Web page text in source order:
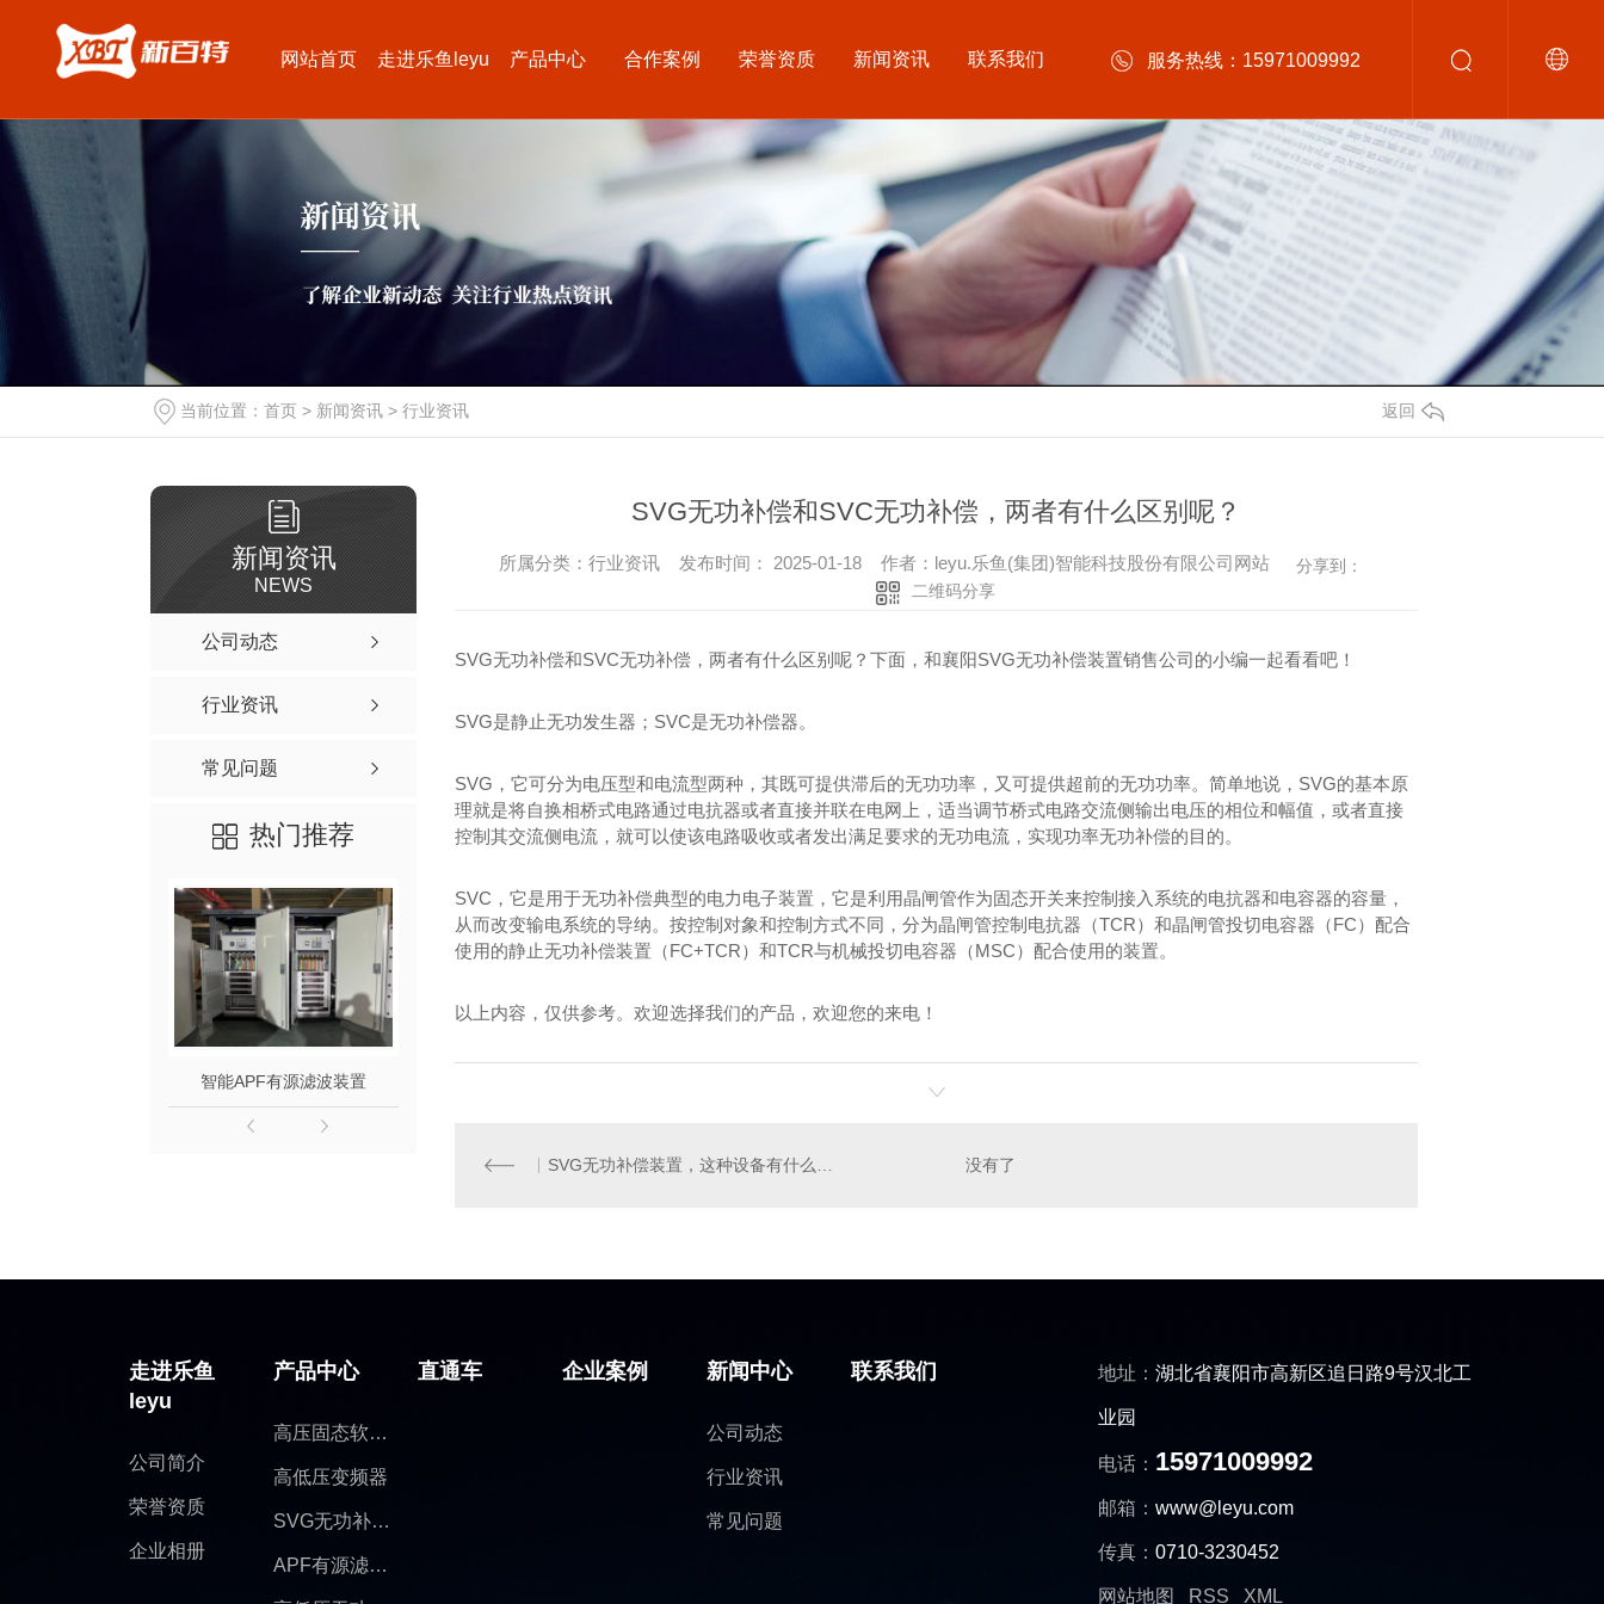
网站首页 走进乐鱼leyu 产品中心 合作案例 荣誉资质 新闻资讯 联系我们 服务热线：15971009992
当前位置：首页 > 新闻资讯 >行业资讯 返回
新闻资讯
NEWS
公司动态
行业资讯
常见问题
热门推荐
智能APF有源滤波装置
SVG无功补偿和SVC无功补偿，两者有什么区别呢？
所属分类：行业资讯 发布时间： 2025-01-18 作者：leyu.乐鱼(集团)智能科技股份有限公司网站
分享到：
二维码分享
SVG无功补偿和SVC无功补偿，两者有什么区别呢？下面，和襄阳SVG无功补偿装置销售公司的小编一起看看吧！
SVG是静止无功发生器；SVC是无功补偿器。
SVG，它可分为电压型和电流型两种，其既可提供滞后的无功功率，又可提供超前的无功功率。简单地说，SVG的基本原
理就是将自换相桥式电路通过电抗器或者直接并联在电网上，适当调节桥式电路交流侧输出电压的相位和幅值，或者直接
控制其交流侧电流，就可以使该电路吸收或者发出满足要求的无功电流，实现功率无功补偿的目的。
SVC，它是用于无功补偿典型的电力电子装置，它是利用晶闸管作为固态开关来控制接入系统的电抗器和电容器的容量，
从而改变输电系统的导纳。按控制对象和控制方式不同，分为晶闸管控制电抗器（TCR）和晶闸管投切电容器（FC）配合
使用的静止无功补偿装置（FC+TCR）和TCR与机械投切电容器（MSC）配合使用的装置。
以上内容，仅供参考。欢迎选择我们的产品，欢迎您的来电！
SVG无功补偿装置，这种设备有什么特点呢？ 没有了
走进乐鱼
leyu
公司简介
荣誉资质
企业相册
产品中心
高压固态软启动
高低压变频器
SVG无功补偿装置
APF有源滤波柜
直通车 企业案例 新闻中心
公司动态
行业资讯
常见问题
联系我们 地址：湖北省襄阳市高新区追日路9号汉北工
业园
电话： 15971009992
邮箱：www@leyu.com
传真：0710-3230452
网站地图 RSS XML